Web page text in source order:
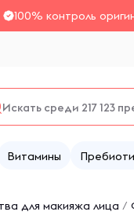
100% контроль
Витамины
для макияжа лица /